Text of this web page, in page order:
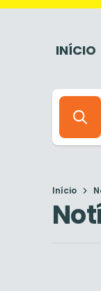
INÍCIO
Início